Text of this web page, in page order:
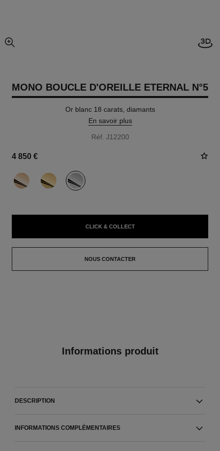
agrandissement
MONO BOUCLE D'OREILLE ETERNAL N°5
Or blanc 18 carats, diamants
En savoir plus
Réf. J12200
4 850 €
variante (3)
CLICK & COLLECT
NOUS CONTACTER
Informations produit
DESCRIPTION
INFORMATIONS COMPLÉMENTAIRES